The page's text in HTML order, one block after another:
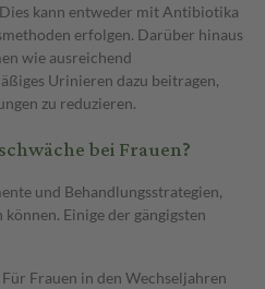
kann entweder mit Antibiotika
erfolgen. Darüber hinaus
wie ausreichend
Urinieren dazu beitragen,
zu reduzieren.
bei Frauen?
und Behandlungsstrategien,
Einige der gängigsten
Für Frauen in den Wechseljahren